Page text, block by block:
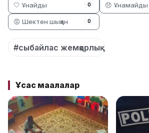
🤍 Ұнайды 0 😞 Ұнамайды
😡 Шектен шыққан 0
#сыбайлас жемқорлық
Ұқсас мақалалар